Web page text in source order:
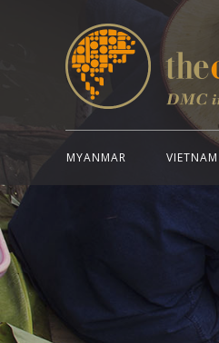
MYANMAR VIETNAM